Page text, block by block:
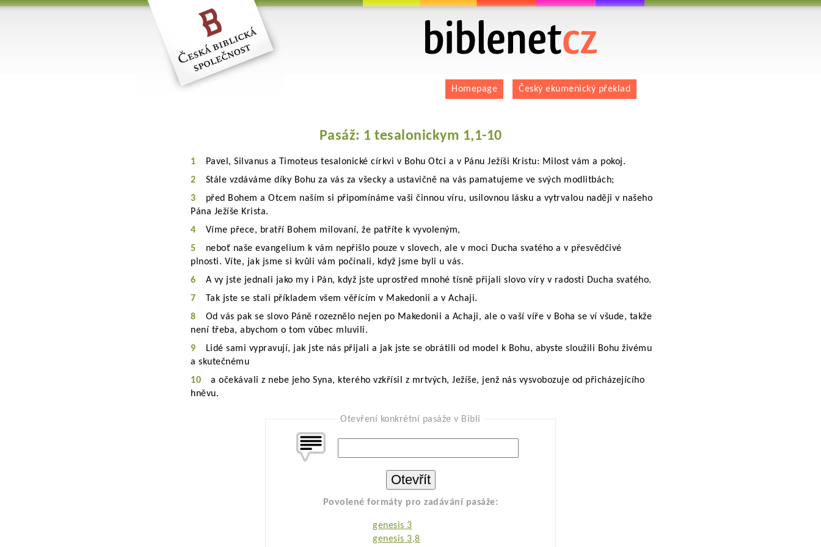
biblenet.cz | bible online | český ekumenický překlad
Homepage Český ekumenický překlad
Pasáž: 1 tesalonickym 1,1-10
1
Pavel, Silvanus a Timoteus tesalonické církvi v Bohu Otci a v Pánu Ježíši Kristu: Milost vám a pokoj.
2
Stále vzdáváme díky Bohu za vás za všecky a ustavičně na vás pamatujeme ve svých modlitbách;
3
před Bohem a Otcem naším si připomínáme vaši činnou víru, usilovnou lásku a vytrvalou naději v našeho
Pána Ježíše Krista.
4
Víme přece, bratří Bohem milovaní, že patříte k vyvoleným,
5
neboť naše evangelium k vám nepřišlo pouze v slovech, ale v moci Ducha svatého a v přesvědčivé
plnosti. Víte, jak jsme si kvůli vám počínali, když jsme byli u vás.
6
A vy jste jednali jako my i Pán, když jste uprostřed mnohé tísně přijali slovo víry v radosti Ducha svatého.
7
Tak jste se stali příkladem všem věřícím v Makedonii a v Achaji.
8
Od vás pak se slovo Páně rozeznělo nejen po Makedonii a Achaji, ale o vaší víře v Boha se ví všude, takže
není třeba, abychom o tom vůbec mluvili.
9
Lidé sami vypravují, jak jste nás přijali a jak jste se obrátili od model k Bohu, abyste sloužili Bohu živému
a skutečnému
10
a očekávali z nebe jeho Syna, kterého vzkřísil z mrtvých, Ježíše, jenž nás vysvobozuje od přicházejícího
hněvu.
Otevření konkrétní pasáže v Bibli
Povolené formáty pro zadávání pasáže:
genesis 3
genesis 3,8